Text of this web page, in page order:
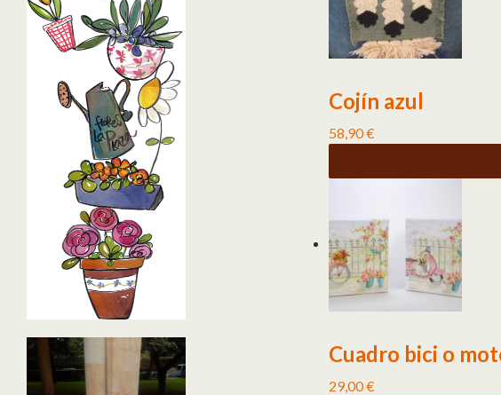
Cojín azul
58,90€
Cuadro bici o
29,00€